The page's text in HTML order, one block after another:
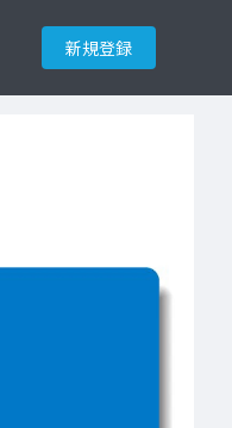
新規登録